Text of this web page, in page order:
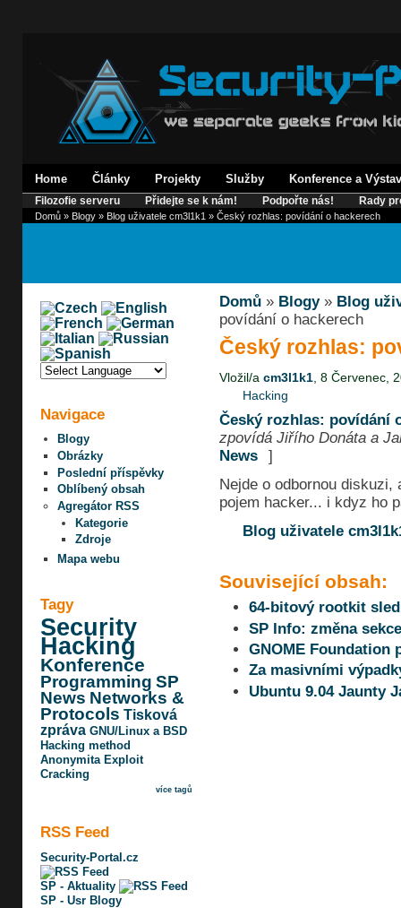
Home Články Projekty Služby Konference a
Filozofie serveru Přidejte se k nám! Podpořte nás! Rady
Domů» Blogy» Blog uživatele cm3l1k1 » Český rozhlas: povídání o hackerech
Navigace
Blogy
Obrázky
Poslední příspěvky
Oblíbený obsah
Agregátor RSS
Kategorie
Zdroje
Mapa webu
Tagy
Security
Hacking
Konference
Programming SP
News Networks &
Protocols Tisková
zpráva GNU/Linux a BSD
Hacking method
Anonymita Exploit
Cracking
více tagů
RSS Feed
Security-Portal.cz
SP - Aktuality
SP - Usr Blogy
Domů» Blogy» Blog
povídání o hackerech
Český rozhlas:
Vložil/a cm3l1k1, 8 Červenec,
Hacking
Český rozhlas: povídání
zpovídá Jiřího Donáta a
News
]
Nejde o odbornou
pojem hacker... i kdyz ho
Blog uživatele
Související obsah:
64-bitový rootkit
SP Info: změna
GNOME Foundation
Za masivními
Ubuntu 9.04 Jaunty